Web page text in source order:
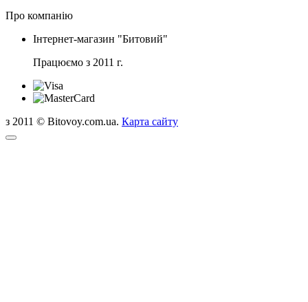
Про компанію
Інтернет-магазин "Битовий"
Працюємо з 2011 г.
з 2011 © Bitovoy.com.ua. Карта сайту